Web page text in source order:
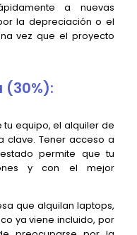
a nuevas
la depreciación o el
vez que el proyecto
(30%):
equipo, el alquiler de
clave. Tener acceso a
permite que tu
y con el mejor
que alquilan laptops,
ya viene incluido, por